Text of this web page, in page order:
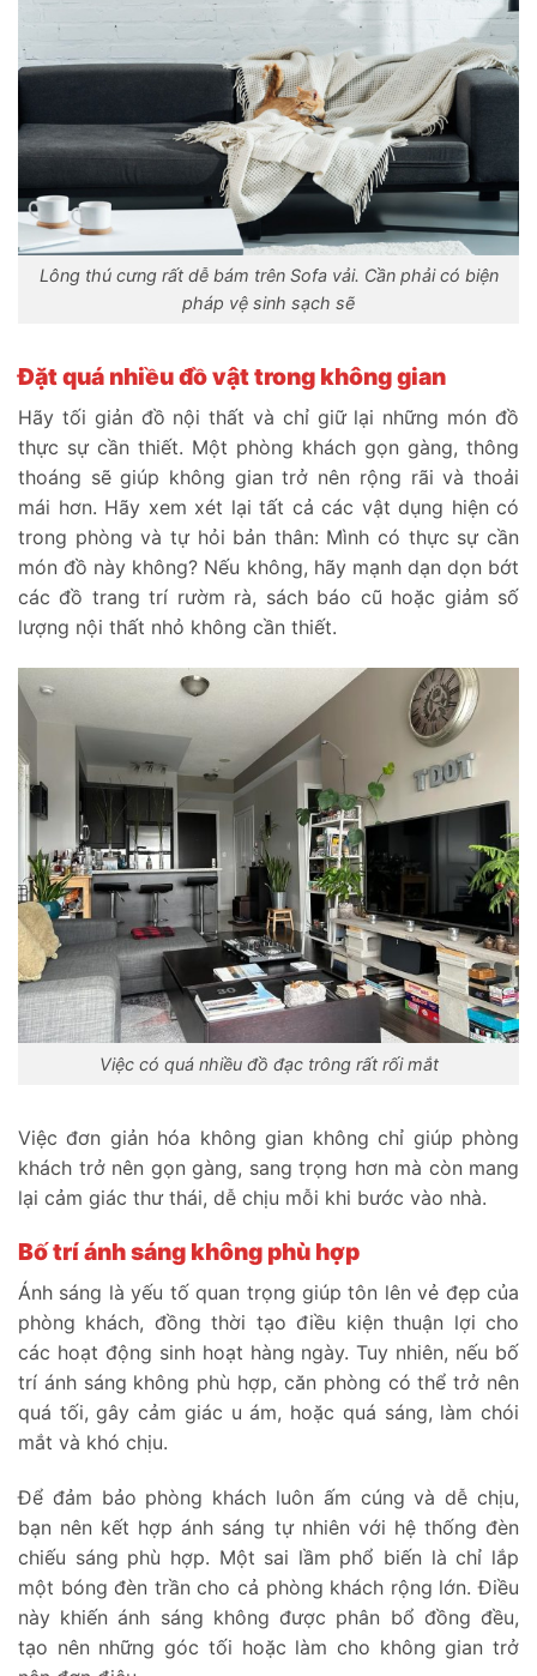
Lông thú cưng rất dễ bám trên Sofa vải. Cần phải có biện
pháp vệ sinh sạch sẽ
Đặt quá nhiều đồ vật trong không gian
Hãy tối giản đồ nội thất và chỉ giữ lại những món đồ
thực sự cần thiết. Một phòng khách gọn gàng, thông
thoáng sẽ giúp không gian trở nên rộng rãi và thoải
mái hơn. Hãy xem xét lại tất cả các vật dụng hiện có
trong phòng và tự hỏi bản thân: Mình có thực sự cần
món đồ này không? Nếu không, hãy mạnh dạn dọn bớt
các đồ trang trí rườm rà, sách báo cũ hoặc giảm số
lượng nội thất nhỏ không cần thiết.
Việc có quá nhiều đồ đạc trông rất rối mắt
Việc đơn giản hóa không gian không chỉ giúp phòng
khách trở nên gọn gàng, sang trọng hơn mà còn mang
lại cảm giác thư thái, dễ chịu mỗi khi bước vào nhà.
Bố trí ánh sáng không phù hợp
Ánh sáng là yếu tố quan trọng giúp tôn lên vẻ đẹp của
phòng khách, đồng thời tạo điều kiện thuận lợi cho
các hoạt động sinh hoạt hàng ngày. Tuy nhiên, nếu bố
trí ánh sáng không phù hợp, căn phòng có thể trở nên
quá tối, gây cảm giác u ám, hoặc quá sáng, làm chói
mắt và khó chịu.
Để đảm bảo phòng khách luôn ấm cúng và dễ chịu,
bạn nên kết hợp ánh sáng tự nhiên với hệ thống đèn
chiếu sáng phù hợp. Một sai lầm phổ biến là chỉ lắp
một bóng đèn trần cho cả phòng khách rộng lớn. Điều
này khiến ánh sáng không được phân bổ đồng đều,
tạo nên những góc tối hoặc làm cho không gian trở